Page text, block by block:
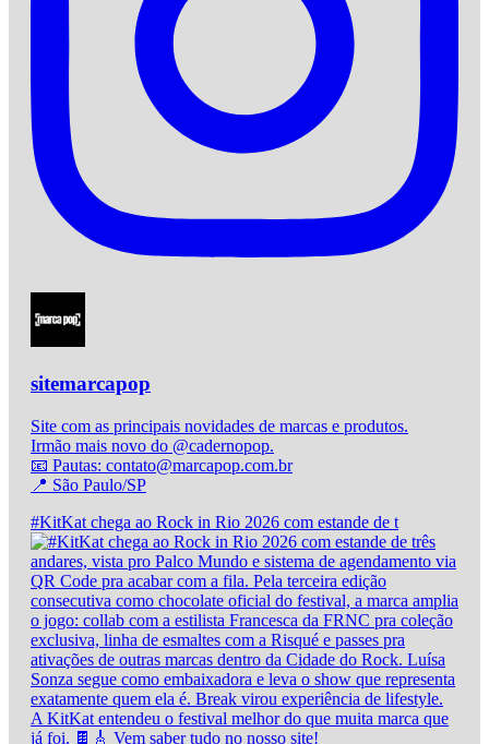
sitemarcapop
Site com as principais novidades de marcas e produtos.
Irmão mais novo do @cadernopop.
📧 Pautas: contato@marcapop.com.br
📍 São Paulo/SP
#KitKat chega ao Rock in Rio 2026 com estande de t